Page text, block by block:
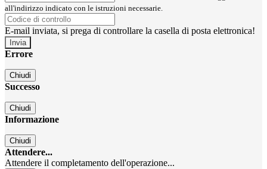
all'indirizzo indicato con le istruzioni necessarie.
E-mail inviata, si prega di controllare la casella di posta elettronica!
Errore
Chiudi
Successo
Chiudi
Informazione
Chiudi
Attendere...
Attendere il completamento dell'operazione...